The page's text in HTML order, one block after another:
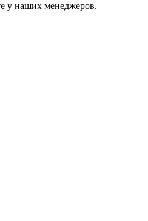
у наших менеджеров.